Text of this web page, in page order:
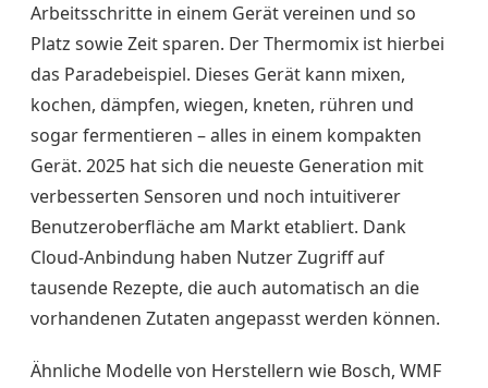
Arbeitsschritte in einem Gerät vereinen und so
Platz sowie Zeit sparen. Der Thermomix ist hierbei
das Paradebeispiel. Dieses Gerät kann mixen,
kochen, dämpfen, wiegen, kneten, rühren und
sogar fermentieren – alles in einem kompakten
Gerät. 2025 hat sich die neueste Generation mit
verbesserten Sensoren und noch intuitiverer
Benutzeroberfläche am Markt etabliert. Dank
Cloud-Anbindung haben Nutzer Zugriff auf
tausende Rezepte, die auch automatisch an die
vorhandenen Zutaten angepasst werden können.
Ähnliche Modelle von Herstellern wie Bosch, WMF